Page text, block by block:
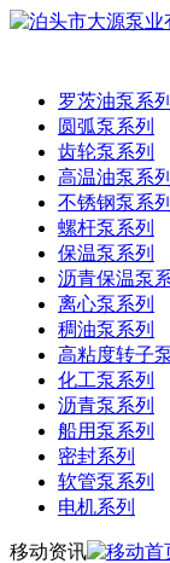
罗茨油泵系列
圆弧泵系列
齿轮泵系列
高温油泵系列
不锈钢泵系列
螺杆泵系列
保温泵系列
沥青保温泵
离心泵系列
稠油泵系列
高粘度转子
化工泵系列
沥青泵系列
船用泵系列
密封系列
软管泵系列
电机系列
移动资讯